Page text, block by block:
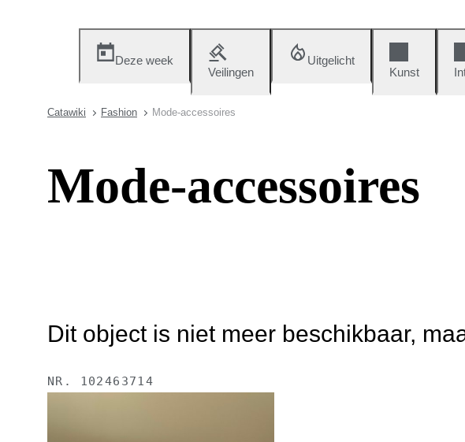
Deze week
Veilingen
Uitgelicht
Kunst
Catawiki Fashion Mode-accessoires
Mode-accessoires
Dit object is niet meer beschikbaar,
NR. 102463714